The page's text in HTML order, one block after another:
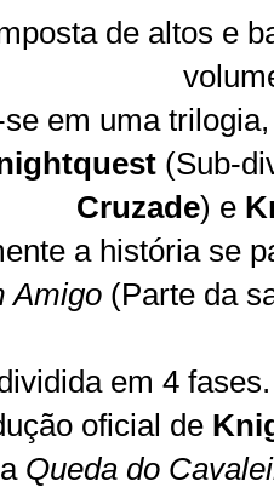
de altos e
em uma
(Sub-
Cruzade) e
a história se
Amigo (Parte da
em 4
oficial de
Queda do